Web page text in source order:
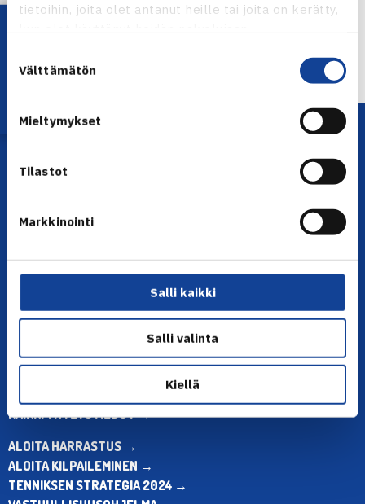
tietoihin, joita olet antanut heille tai joita on kerätty,
valinta
Välttämätön
Mieltymykset
Tilastot
Markkinointi
Salli kaikki
Salli valinta
Kiellä
Lataa OmaTennis!
Toimiston puhelinajat:
Muina aikoina olkaa yhteydessä
sähköpostitse: toimisto@tennis.fi
KAIKKI YHTEYSTIEDOT →
ALOITA HARRASTUS →
ALOITA KILPAILEMINEN →
TENNIKSEN STRATEGIA 2024 →